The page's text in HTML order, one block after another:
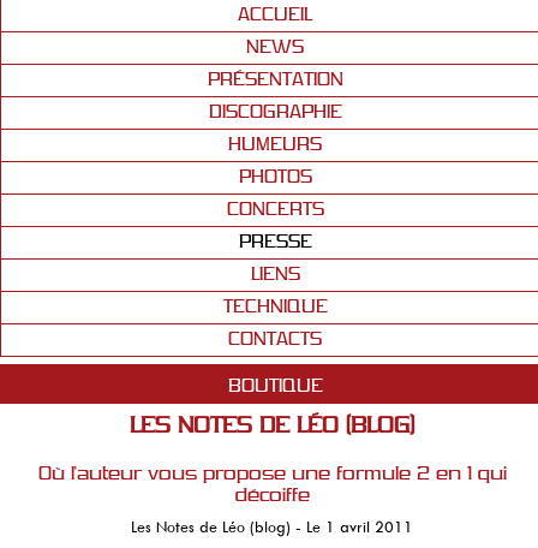
ACCUEIL
NEWS
PRÉSENTATION
DISCOGRAPHIE
HUMEURS
PHOTOS
CONCERTS
PRESSE
LIENS
TECHNIQUE
CONTACTS
BOUTIQUE
LES NOTES DE LÉO (BLOG)
Où l'auteur vous propose une formule 2 en 1 qui
décoiffe
Les Notes de Léo (blog) - Le 1 avril 2011